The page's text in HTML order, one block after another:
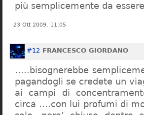
più semplicemente da
23 Ott 2009, 11:05
#12 FRANCESCO GIORDANO
…..bisognerebbe
pagandogli se credete un
ai campi di
circa ….con lui profumi di